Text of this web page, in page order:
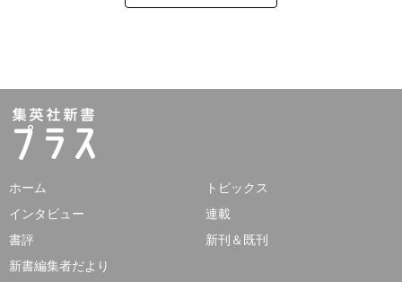
ホーム
トピックス
インタビュー
連載
書評
新刊＆既刊
新書編集者だより